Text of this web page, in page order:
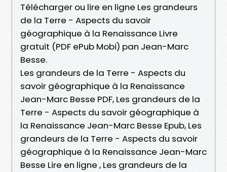
Télécharger ou lire en ligne Les grandeurs
de la Terre - Aspects du savoir
géographique à la Renaissance Livre
gratuit (PDF ePub Mobi) pan Jean-Marc
Besse.
Les grandeurs de la Terre - Aspects du
savoir géographique à la Renaissance
Jean-Marc Besse PDF, Les grandeurs de la
Terre - Aspects du savoir géographique à
la Renaissance Jean-Marc Besse Epub, Les
grandeurs de la Terre - Aspects du savoir
géographique à la Renaissance Jean-Marc
Besse Lire en ligne , Les grandeurs de la